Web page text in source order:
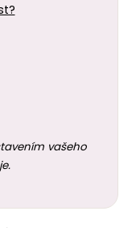
vašeho